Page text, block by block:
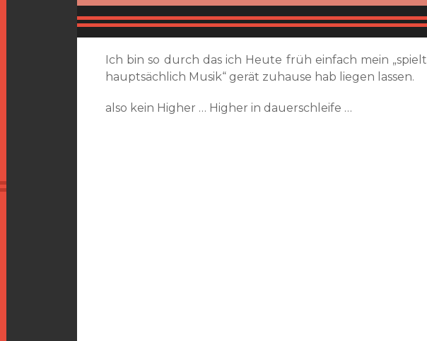
Ich bin so durch das ich Heute früh einfach mein „spielt
hauptsächlich Musik“ gerät zuhause hab liegen lassen.
also kein Higher … Higher in dauerschleife …